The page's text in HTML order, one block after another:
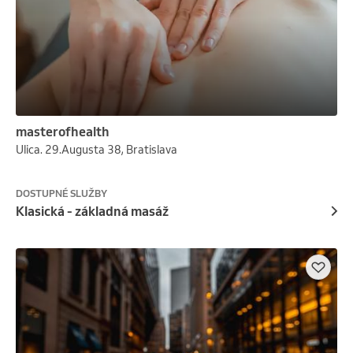
masterofhealth
Ulica. 29.Augusta 38, Bratislava
DOSTUPNÉ SLUŽBY
Klasická - základná masáž